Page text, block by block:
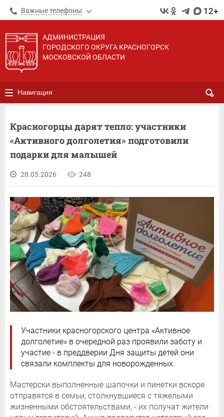
Важные телефоны 12+
АДМИНИСТРАЦИЯ
ГОРОДСКОГО ОКРУГА КРАСНОГОРСК
МОСКОВСКОЙ ОБЛАСТИ
Навигация
Красногорцы дарят тепло: участники
«Активного долголетия» подготовили
подарки для малышей
28.05.2026 248
Участники красногорского центра «Активное
долголетие» в очередной раз проявили заботу и
участие - в преддверии Дня защиты детей они
связали комплекты для новорожденных.
Мастерски выполненные шапочки и пинетки вскоре
отправятся в семьи, столкнувшиеся с тяжелыми
жизненными обстоятельствами, - их получат жители